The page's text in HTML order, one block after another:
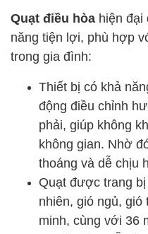
Quạt điều hòa hiện
năng tiện lợi, phù hợp
trong gia đình:
Thiết bị có khả
động điều chỉnh
phải, giúp không
không gian. Nhờ
thoáng và dễ chịu
Quạt được trang
nhiên, gió ngủ, gió
minh, cùng với 36